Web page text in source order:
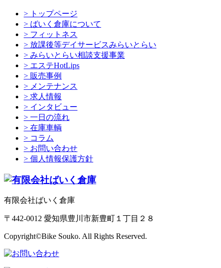
> トップページ
> ばいく倉庫について
> フィットネス
> 放課後等デイサービスみらいとらい
> みらいとらい相談支援事業
> エステHotLips
> 販売事例
> メンテナンス
> 求人情報
> インタビュー
> 一日の流れ
> 在庫車輌
> コラム
> お問い合わせ
> 個人情報保護方針
有限会社ばいく倉庫
〒442-0012 愛知県豊川市新豊町１丁目２８
Copyright©Bike Souko. All Rights Reserved.